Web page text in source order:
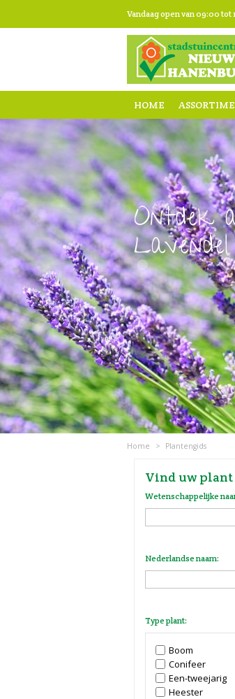
content
Vandaag open van09:00tot
HOME
Ontdek
Lavendel
Home > Plantengids
Vind uw plant
Wetenschappelijke
Nederlandse naam:
Type plant:
Boom
Conifeer
Een-tweejarig
Heester